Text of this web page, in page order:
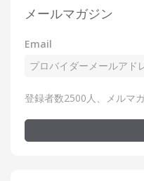
メールマガジン
Email
登録者数2500人、メルマ